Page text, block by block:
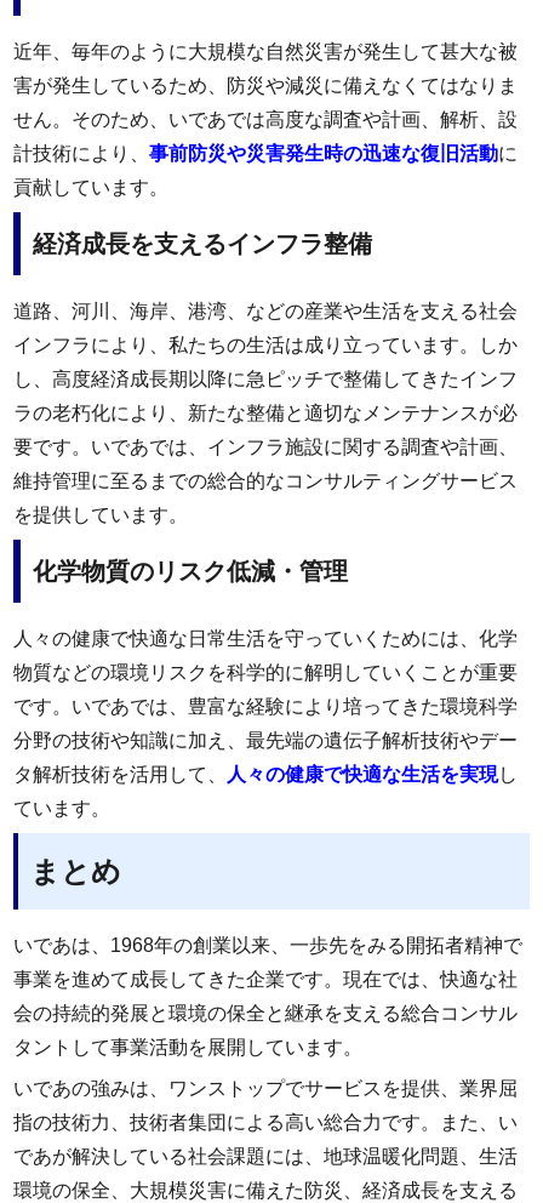
近年、毎年のように大規模な自然災害が発生して甚大な被
害が発生しているため、防災や減災に備えなくてはなりま
せん。そのため、いであでは高度な調査や計画、解析、設
計技術により、事前防災や災害発生時の迅速な復旧活動に
貢献しています。
経済成長を支えるインフラ整備
道路、河川、海岸、港湾、などの産業や生活を支える社会
インフラにより、私たちの生活は成り立っています。しか
し、高度経済成長期以降に急ピッチで整備してきたインフ
ラの老朽化により、新たな整備と適切なメンテナンスが必
要です。いであでは、インフラ施設に関する調査や計画、
維持管理に至るまでの総合的なコンサルティングサービス
を提供しています。
化学物質のリスク低減・管理
人々の健康で快適な日常生活を守っていくためには、化学
物質などの環境リスクを科学的に解明していくことが重要
です。いであでは、豊富な経験により培ってきた環境科学
分野の技術や知識に加え、最先端の遺伝子解析技術やデー
タ解析技術を活用して、
人々の健康で快適な生活を実現し
ています。
まとめ
いであは、1968年の創業以来、一歩先をみる開拓者精神で
事業を進めて成長してきた企業です。現在では、快適な社
会の持続的発展と環境の保全と継承を支える総合コンサル
タントして事業活動を展開しています。
いであの強みは、ワンストップでサービスを提供、業界屈
指の技術力、技術者集団による高い総合力です。また、い
であが解決している社会課題には、地球温暖化問題、生活
環境の保全、大規模災害に備えた防災、経済成長を支える